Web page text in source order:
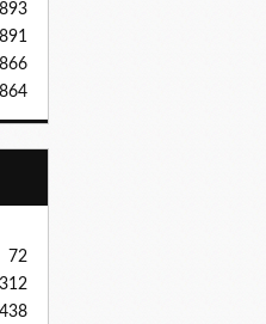
893
891
866
864
72
312
438